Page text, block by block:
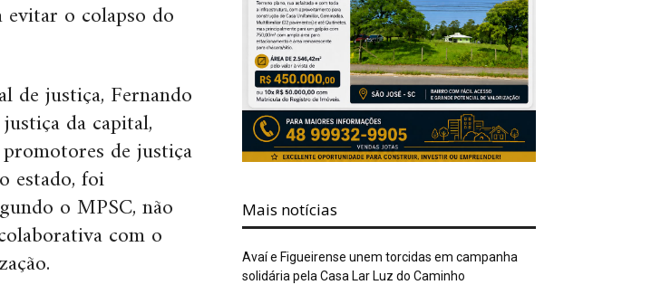
o colapso do
de justiça, Fernando
da capital,
de justiça
estado, foi
o MPSC, não
com o
Mais notícias
Avaí e Figueirense unem torcidas em campanha
solidária pela Casa Lar Luz do Caminho